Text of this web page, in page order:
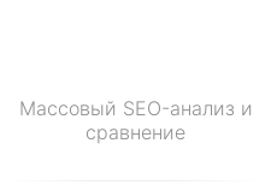
Массовый SEO-анализ и
сравнение